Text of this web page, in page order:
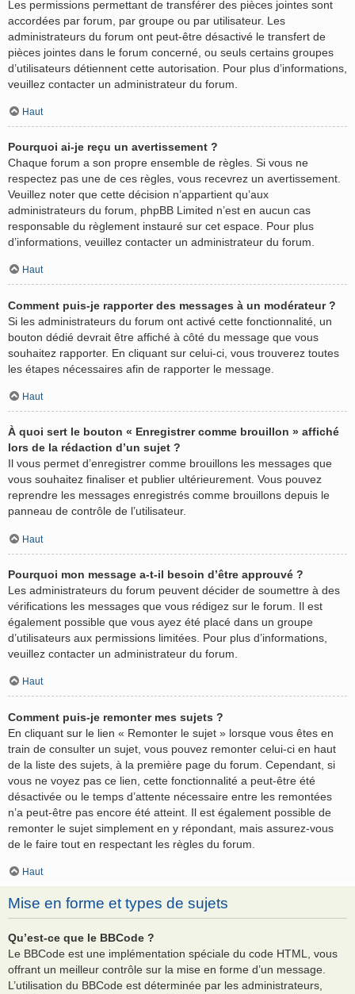
Les permissions permettant de transférer des pièces jointes sont
accordées par forum, par groupe ou par utilisateur. Les
administrateurs du forum ont peut-être désactivé le transfert de
pièces jointes dans le forum concerné, ou seuls certains groupes
d’utilisateurs détiennent cette autorisation. Pour plus d’informations,
veuillez contacter un administrateur du forum.
Haut
Pourquoi ai-je reçu un avertissement ?
Chaque forum a son propre ensemble de règles. Si vous ne
respectez pas une de ces règles, vous recevrez un avertissement.
Veuillez noter que cette décision n’appartient qu’aux
administrateurs du forum, phpBB Limited n’est en aucun cas
responsable du règlement instauré sur cet espace. Pour plus
d’informations, veuillez contacter un administrateur du forum.
Haut
Comment puis-je rapporter des messages à un modérateur ?
Si les administrateurs du forum ont activé cette fonctionnalité, un
bouton dédié devrait être affiché à côté du message que vous
souhaitez rapporter. En cliquant sur celui-ci, vous trouverez toutes
les étapes nécessaires afin de rapporter le message.
Haut
À quoi sert le bouton « Enregistrer comme brouillon » affiché
lors de la rédaction d’un sujet ?
Il vous permet d’enregistrer comme brouillons les messages que
vous souhaitez finaliser et publier ultérieurement. Vous pouvez
reprendre les messages enregistrés comme brouillons depuis le
panneau de contrôle de l’utilisateur.
Haut
Pourquoi mon message a-t-il besoin d’être approuvé ?
Les administrateurs du forum peuvent décider de soumettre à des
vérifications les messages que vous rédigez sur le forum. Il est
également possible que vous ayez été placé dans un groupe
d’utilisateurs aux permissions limitées. Pour plus d’informations,
veuillez contacter un administrateur du forum.
Haut
Comment puis-je remonter mes sujets ?
En cliquant sur le lien « Remonter le sujet » lorsque vous êtes en
train de consulter un sujet, vous pouvez remonter celui-ci en haut
de la liste des sujets, à la première page du forum. Cependant, si
vous ne voyez pas ce lien, cette fonctionnalité a peut-être été
désactivée ou le temps d’attente nécessaire entre les remontées
n’a peut-être pas encore été atteint. Il est également possible de
remonter le sujet simplement en y répondant, mais assurez-vous
de le faire tout en respectant les règles du forum.
Haut
Mise en forme et types de sujets
Qu’est-ce que le BBCode ?
Le BBCode est une implémentation spéciale du code HTML, vous
offrant un meilleur contrôle sur la mise en forme d’un message.
L’utilisation du BBCode est déterminée par les administrateurs,